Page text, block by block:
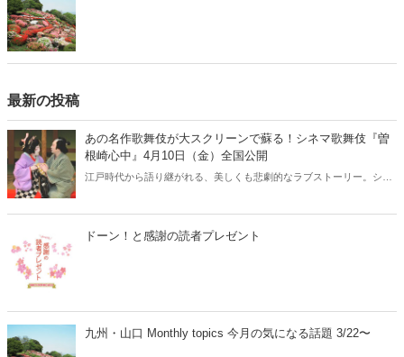
最新の投稿
あの名作歌舞伎が大スクリーンで蘇る！シネマ歌舞伎『曽
根崎心中』4月10日（金）全国公開
江戸時代から語り継がれる、美しくも悲劇的なラブストーリー。シネ
中村鴈治郎による珠玉の舞台を、映画館の大スクリーンで堪能できる
貴重な機会です。さらに、話題となった映画『国宝』でも注目を集め
ドーン！と感謝の読者プレゼント
九州・山口 Monthly topics 今月の気になる話題 3/22〜